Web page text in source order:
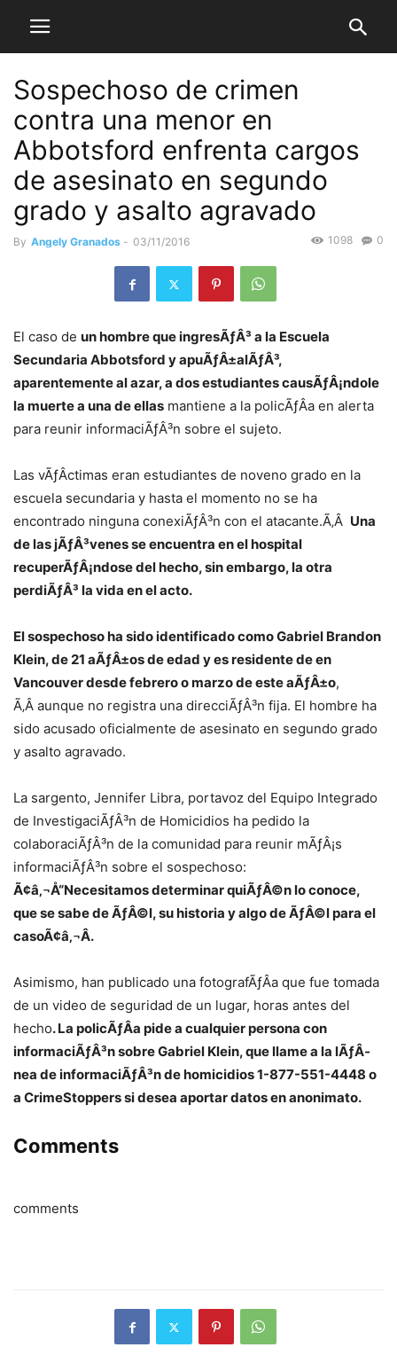
Sospechoso de crimen
contra una menor en
Abbotsford enfrenta cargos
de asesinato en segundo
grado y asalto agravado
By Angely Granados - 03/11/2016 0
1098
El caso de un hombre que ingresÃƒÂ³ a la Escuela
Secundaria Abbotsford y apuÃƒÂ±alÃƒÂ³,
aparentemente al azar, a dos estudiantes causÃƒÂ¡ndole
la muerte a una de ellas mantiene a la policÃƒÂ­a en alerta
para reunir informaciÃƒÂ³n sobre el sujeto.
Las vÃƒÂ­ctimas eran estudiantes de noveno grado en la
escuela secundaria y hasta el momento no se ha
encontrado ninguna conexiÃƒÂ³n con el atacante.Ã‚Â Una
de las jÃƒÂ³venes se encuentra en el hospital
recuperÃƒÂ¡ndose del hecho, sin embargo, la otra
perdiÃƒÂ³ la vida en el acto.
El sospechoso ha sido identificado como Gabriel Brandon
Klein, de 21 aÃƒÂ±os de edad y es residente de en
Vancouver desde febrero o marzo de este aÃƒÂ±o,
Ã‚Â aunque no registra una direcciÃƒÂ³n fija. El hombre ha
sido acusado oficialmente de asesinato en segundo grado
y asalto agravado.
La sargento, Jennifer Libra, portavoz del Equipo Integrado
de InvestigaciÃƒÂ³n de Homicidios ha pedido la
colaboraciÃƒÂ³n de la comunidad para reunir mÃƒÂ¡s
informaciÃƒÂ³n sobre el sospechoso:
Ã¢â‚¬Å“Necesitamos determinar quiÃƒÂ©n lo conoce,
que se sabe de ÃƒÂ©l, su historia y algo de ÃƒÂ©l para el
casoÃ¢â‚¬Â.
Asimismo, han publicado una fotografÃƒÂ­a que fue tomada
de un video de seguridad de un lugar, horas antes del
hecho. La policÃƒÂ­a pide a cualquier persona con
informaciÃƒÂ³n sobre Gabriel Klein, que llame a la lÃƒÂ­
nea de informaciÃƒÂ³n de homicidios 1-877-551-4448 o
a CrimeStoppers si desea aportar datos en anonimato.
Comments
comments